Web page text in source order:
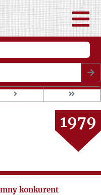
1975
1976
1977
1978
1979
1980
1981
konkurent